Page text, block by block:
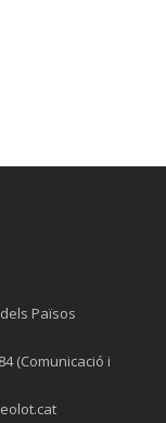
Països
(Comunicació i